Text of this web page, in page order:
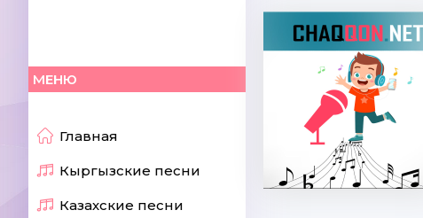
МЕНЮ
Главная
Кыргызские песни
Казахские песни